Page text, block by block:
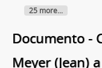
25 more...
Documento -
Meyer (Jean)